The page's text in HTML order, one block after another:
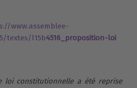
www.assemblee-
textes/l15b4516_proposition-loi
loi constitutionnelle a été reprise